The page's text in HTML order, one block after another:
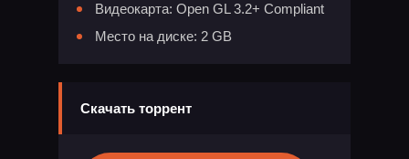
Видеокарта: Open GL 3.2+ Compliant
Место на диске: 2 GB
Скачать торрент